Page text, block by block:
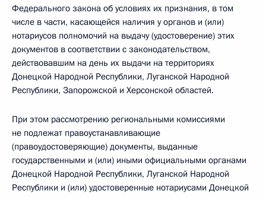
Федерального закона об условиях их признания, в том
числе в части, касающейся наличия у органов и (или)
нотариусов полномочий на выдачу (удостоверение) этих
документов в соответствии с законодательством,
действовавшим на день их выдачи на территориях
Донецкой Народной Республики, Луганской Народной
Республики, Запорожской и Херсонской областей.
При этом рассмотрению региональными комиссиями
не подлежат правоустанавливающие
(правоудостоверяющие) документы, выданные
государственными и (или) иными официальными органами
Донецкой Народной Республики, Луганской Народной
Республики и (или) удостоверенные нотариусами Донецкой